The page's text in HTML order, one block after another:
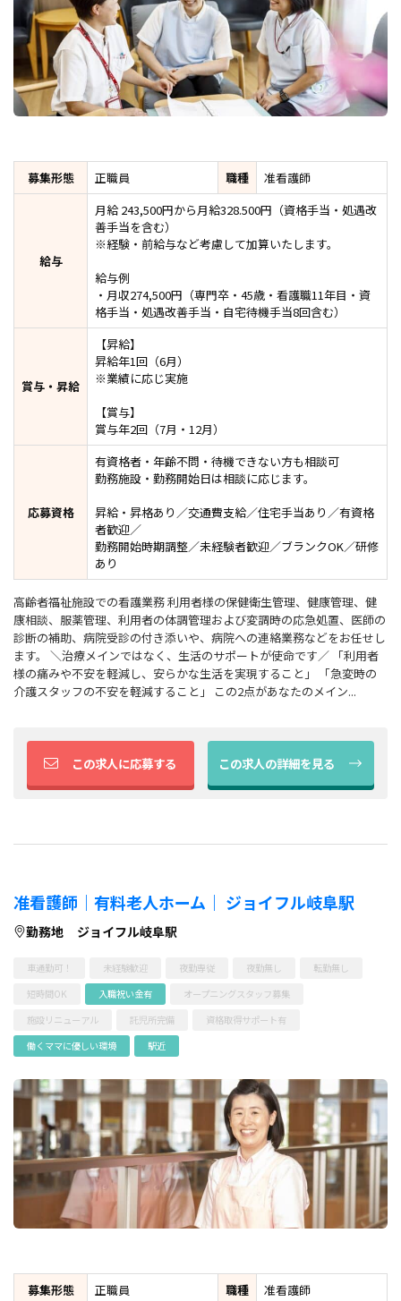
募集形態 正職員 職種 准看護師
給与
月給 243,500円から月給328.500円（資格手当・処遇改
善手当を含む）
※経験・前給与など考慮して加算いたします。
給与例
・月収274,500円（専門卒・45歳・看護職11年目・資
格手当・処遇改善手当・自宅待機手当8回含む）
賞与・昇給
【昇給】
昇給年1回（6月）
※業績に応じ実施
【賞与】
賞与年2回（7月・12月）
応募資格
有資格者・年齢不問・待機できない方も相談可
勤務施設・勤務開始日は相談に応じます。
昇給・昇格あり／交通費支給／住宅手当あり／有資格
者歓迎／
勤務開始時期調整／未経験者歓迎／ブランクOK／研修
あり
高齢者福祉施設での看護業務 利用者様の保健衛生管理、健康管理、健
康相談、服薬管理、利用者の体調管理および変調時の応急処置、医師の
診断の補助、病院受診の付き添いや、病院への連絡業務などをお任せし
ます。 ＼治療メインではなく、生活のサポートが使命です／ 「利用者
様の痛みや不安を軽減し、安らかな生活を実現すること」 「急変時の
介護スタッフの不安を軽減すること」 この2点があなたのメイン...
この求人に応募する この求人の詳細を見る
准看護師｜有料老人ホーム｜ ジョイフル岐阜駅
勤務地 ジョイフル岐阜駅
車通勤可！ 未経験歓迎 夜勤専従 夜勤無し
転勤無し
短時間OK
入職祝い金有
オープニングスタッフ募集
施設リニューアル
託児所完備
資格取得サポート有
働くママに優しい環境
駅近
募集形態 正職員 職種 准看護師